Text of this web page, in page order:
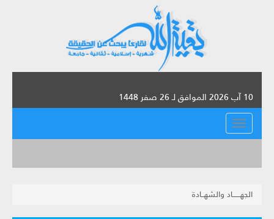
10 آب 2026 الموافق لـ 26 صفر 1448
القائمة
الجهــــــاد والشهــادة